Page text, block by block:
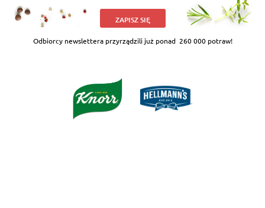
ZAPISZ SIĘ
Odbiorcy newslettera przyrządzili już ponad 260 000 potraw!